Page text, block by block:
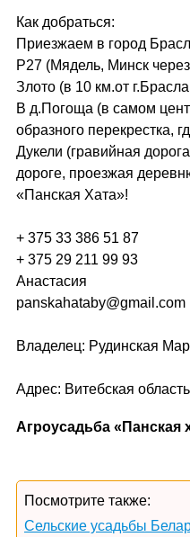
Как добраться:
Приезжаем в город
Р27 (Мядель, Минск
Злото (в 10 км.от
В д.Погоща (в самом
образного перекрестка,
Дукели (гравийная
дороге, проезжая
«Панская Хата»!
+ 375 33 386 51 87
+ 375 29 211 99 93
Анастасия
panskahataby@gmail.com
Владелец: Рудинская
Адрес: Витебская
Агроусадьба «Панская
Посмотрите также:
Сельские усадьбы